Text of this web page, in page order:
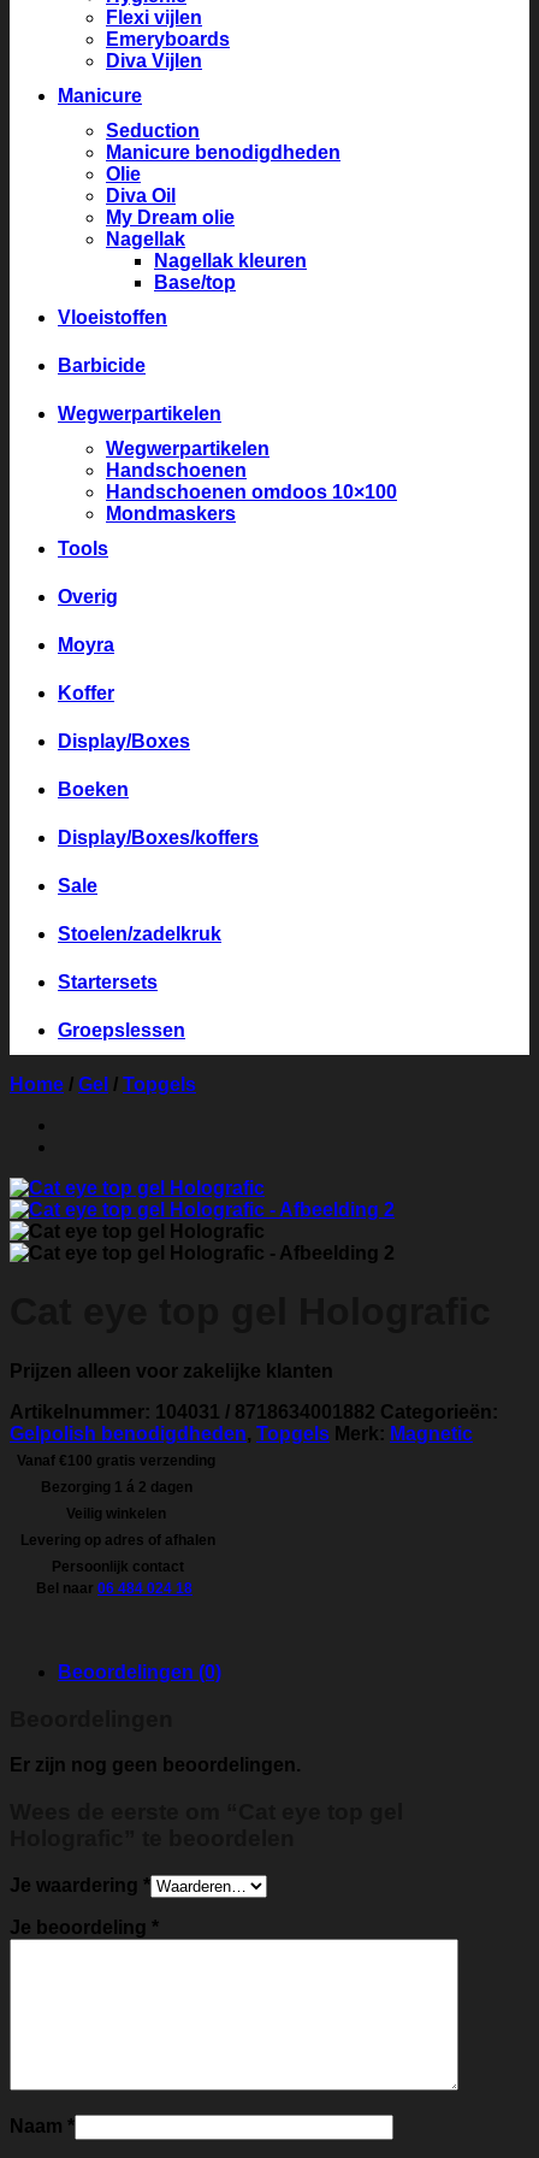
Flexi vijlen
Emeryboards
Diva Vijlen
Manicure
Seduction
Manicure benodigdheden
Olie
Diva Oil
My Dream olie
Nagellak
Nagellak kleuren
Base/top
Vloeistoffen
Barbicide
Wegwerpartikelen
Wegwerpartikelen
Handschoenen
Handschoenen omdoos 10×100
Mondmaskers
Tools
Overig
Moyra
Koffer
Display/Boxes
Boeken
Display/Boxes/koffers
Sale
Stoelen/zadelkruk
Startersets
Groepslessen
Home / Gel / Topgels
Prijzen alleen voor zakelijke klanten
Artikelnummer: 104031 / 8718634001882 Categorieën:
Gelpolish benodigdheden, Topgels Merk: Magnetic
Vanaf €100 gratis verzending
Bezorging 1 á 2 dagen
Veilig winkelen
Levering op adres of afhalen
Persoonlijk contact
Bel naar 06 484 024 18
Beoordelingen (0)
Er zijn nog geen beoordelingen.
Je waardering *
Je beoordeling *
Naam *